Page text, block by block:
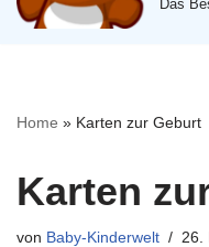
Das
Home » Karten zur Geburt
Karten
von Baby-Kinderwelt 26.